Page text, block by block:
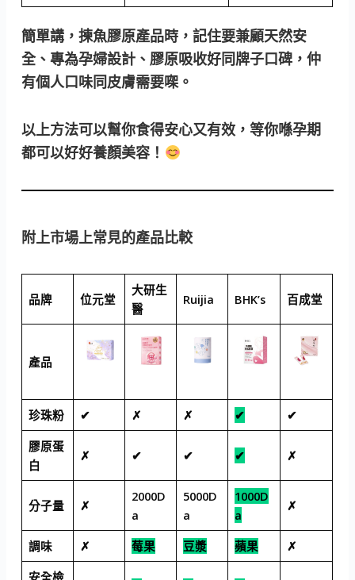
簡單講，揀魚膠原產品時，記住要兼顧天然安
全、專為孕婦設計、膠原吸收好同牌子口碑，仲
有個人口味同皮膚需要㗎。
以上方法可以幫你食得安心又有效，等你喺孕期
都可以好好養顏美容！
附上市場上常見的產品比較
品牌 位元堂
大研生
醫
Ruijia BHK’s 百成堂
產品
珍珠粉 ✔ ✗ ✗ ✔
✔
膠原蛋
白
✗ ✔ ✔ ✔ ✗
分子量 ✗
2000D
a
5000D
a
1000D
a
✗
調味 ✗ 莓果 豆漿 蘋果
✗